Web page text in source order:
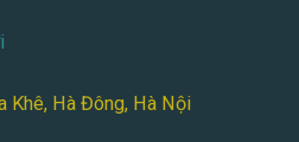
Khê, Hà Đông, Hà Nội